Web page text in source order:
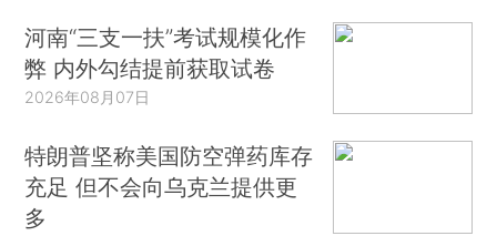
河南“三支一扶”考试规模化作
弊 内外勾结提前获取试卷
2026年08月07日
特朗普坚称美国防空弹药库存
充足 但不会向乌克兰提供更
多